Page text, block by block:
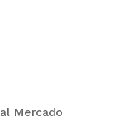
Mercado